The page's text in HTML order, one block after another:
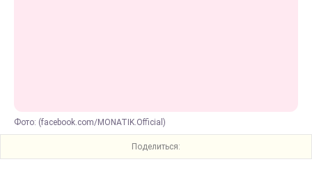
Фото: (facebook.com/MONATIK.Official)
Поделиться: